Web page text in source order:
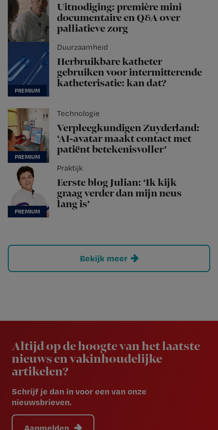
Uitnodiging: première mini
documentaire en Q&A over
palliatieve zorg
Duurzaamheid
Herbruikbare katheter
gebruiken voor intermitterende
katheterisatie: kan dat?
Technologie
Verpleegkundigen Zuyderland:
‘AI-avatar maakt contact met
patiënt betekenisvoller’
Praktijk
Eerste blog Julian: ‘Ik kijk
graag verder dan mijn neus
lang is’
Bekijk meer
Altijd op de hoogte van het laatste
nieuws en vakinhoudelijke
artikelen?
Schrijf je dan in voor een van onze
nieuwsbrieven.
Aanmelden